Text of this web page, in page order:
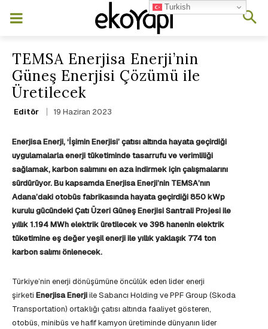
TEMSA Enerjisa Enerji’nin
Güneş Enerjisi Çözümü ile
Üretilecek
Editör 19 Haziran 2023
Enerjisa Enerji, ‘İşimin Enerjisi’ çatısı altında hayata geçirdiği
uygulamalarla enerji tüketiminde tasarrufu ve verimliliği
sağlamak, karbon salımını en aza indirmek için çalışmalarını
sürdürüyor. Bu kapsamda Enerjisa Enerji’nin TEMSA’nın
Adana’daki otobüs fabrikasında hayata geçirdiği 850 kWp
kurulu gücündeki Çatı Üzeri Güneş Enerjisi Santrali Projesi ile
yıllık 1.194 MWh elektrik üretilecek ve 398 hanenin elektrik
tüketimine eş değer yeşil enerji ile yıllık yaklaşık 774 ton
karbon salımı önlenecek.
Türkiye’nin enerji dönüşümüne öncülük eden lider enerji
şirketi Enerjisa Enerjiile Sabancı Holding ve PPF Group (Skoda
Transportation) ortaklığı çatısı altında faaliyet gösteren,
otobüs, minibüs ve hafif kamyon üretiminde dünyanın lider
Turkish